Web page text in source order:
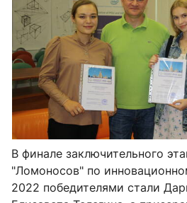
В финале заключительного
"Ломоносов" по
2022 победителями стали